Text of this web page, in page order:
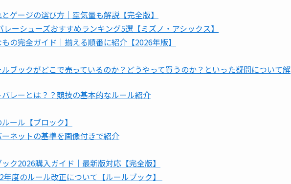
ゲージの選び方｜空気量も解説【完全版】
レーシューズおすすめランキング5選【ミズノ・アシックス】
の完全ガイド｜揃える順番に紹介【2026年版】
ルブックがどこで売っているのか？どうやって買うのか？といった疑問について解
バレーとは？？競技の基本的なルール紹介
ール【ブロック】
ネットの基準を画像付きで紹介
ク2026購入ガイド｜最新版対応【完全版】
年度のルール改正について【ルールブック】